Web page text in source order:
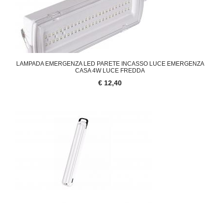
LAMPADA EMERGENZA LED PARETE INCASSO LUCE EMERGENZA
CASA 4W LUCE FREDDA
€ 12,40